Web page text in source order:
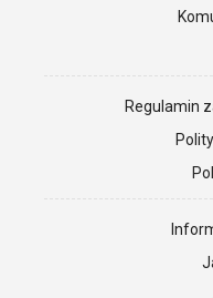
Regulamin